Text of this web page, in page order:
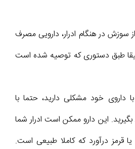
سوزش در هنگام ادرار، دارویی مصرف
طبق دستورى که توصیه شده است
داروى خود مشکلى دارید، حتما با
این دارو ممکن است ادرار شما
قرمز درآورد که کاملا طبیعی است.